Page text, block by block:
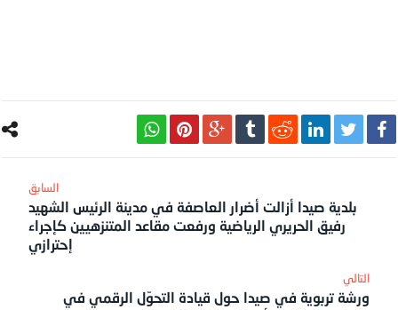
بلدية صيدا أزالت أضرار العاصفة في مدينة الرئيس الشهيد
رفيق الحريري الرياضية ورفعت مقاعد المتنزهيين كإجراء
إحترازي
‎التالي
ورشة تربوية في صيدا حول قيادة التحوّل الرقمي في